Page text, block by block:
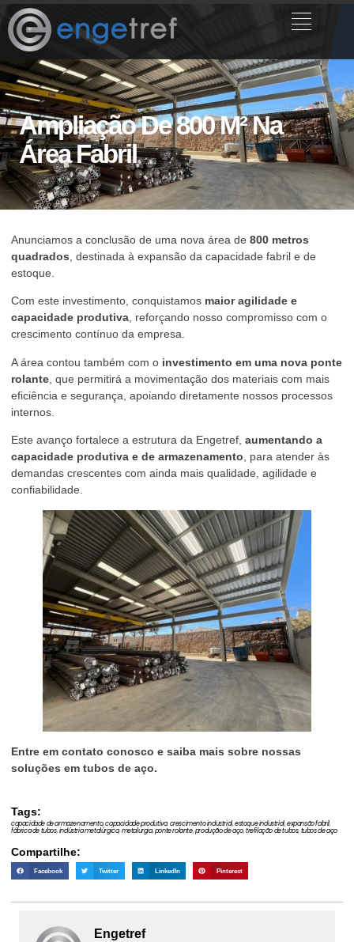
Ampliação De 800 M² Na
Área Fabril
Engetref
Anunciamos a conclusão de uma nova área de 800 metros
quadrados , destinada à expansão da capacidade fabril e de
estoque.
Com este investimento, conquistamos maior agilidade e
capacidade produtiva, reforçando nosso compromisso com o
crescimento contínuo da empresa.
A área contou também com o investimento em uma nova ponte
rolante , que permitirá a movimentação dos materiais com mais
eficiência e segurança, apoiando diretamente nossos processos
internos.
Este avanço fortalece a estrutura da Engetref, aumentando a
capacidade produtiva e de armazenamento , para atender às
demandas crescentes com ainda mais qualidade, agilidade e
confiabilidade.
Entre em contato conosco e saiba mais sobre nossas
soluções em tubos de aço.
Tags:
capacidade de armazenamento,capacidade produtiva, crescimento industrial,estoque industrial,expansão fabril,
fábrica de tubos,indústria metalúrgica, metalurgia,ponte rolante,produção de aço,trefilação de tubos, tubos de aço
Compartilhe:
Facebook Twitter LinkedIn Pinterest